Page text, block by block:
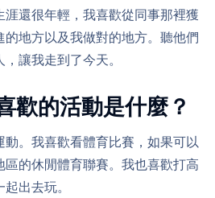
還很年輕，我喜歡從同事那裡獲
地方以及我做對的地方。聽他們
讓我走到了今天。
歡的活動是什麼？
。我喜歡看體育比賽，如果可以
區的休閒體育聯賽。我也喜歡打高
出去玩。